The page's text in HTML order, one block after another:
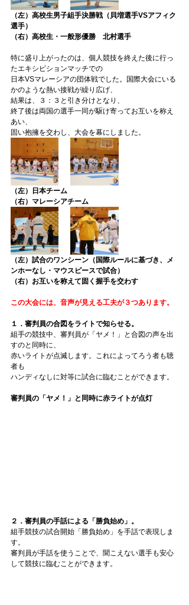
（左）高校生男子組手決勝戦（貝増選手VSアフィク
選手）
（右）高校生・一般形優勝　北村選手
特に盛り上がったのは、個人競技を終えた後に行っ
たエキシビションマッチでの
日本VSマレーシアの団体戦でした。国際大会にいる
かのような熱い接戦が繰り広げ、
結果は、３：３と引き分けとなり、
終了後は両国の選手一同が駆け寄ってお互いを称え
あい、
固い抱擁を交わし、大会を幕にしました。
（左）日本チーム
（右）マレーシアチーム
（左）試合のワンシーン（国際ルールに基づき、メ
ンホーなし・マウスピースで試合）
（右）お互いを称えて固く握手を交わす
この大会には、音声が見える工夫が３つあります。
１．審判員の合図をライトで知らせる。
組手の競技中、審判員が「ヤメ！」と合図の声を出
すのと同時に、
赤いライトが点滅します。これによってろう者も聴
者も
ハンディなしに対等に試合に臨むことができます。
審判員の「ヤメ！」と同時に赤ライトが点灯
２．審判員の手話による「勝負始め」。
組手競技の試合開始「勝負始め」を手話で表現しま
す。
審判員が手話を使うことで、聞こえない選手も安心
して競技に臨むことができます。